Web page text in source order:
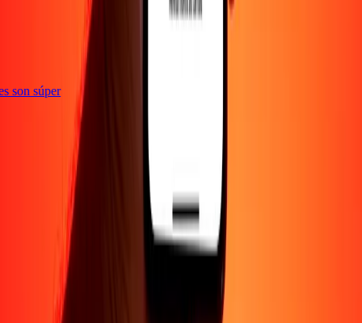
son súper
Blog PromocionesSeguridad
Transferencia internacional de dineroCorporativo
Conviértete en promotor
Política de privacidad
Términos y
condiciones
Centro de ayuda